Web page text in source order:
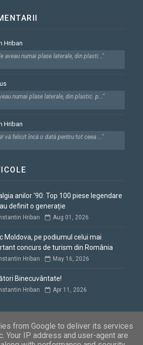
Hriban
aveau numai plase laterale, din plasti..."
numai plase laterale, din plastic. p..."
Hriban
vă felicit încă o dată pentru tot ceea ..."
anilor '90: Top 100 piese legendare
definit o generație
Hriban Aug 01, 2026
Moldova, pe podiumul celui mai
concurs de turism din România
Hriban May 16, 2026
Binecuvântate!
Hriban Apr 11, 2026
from Google to deliver its services
Your IP address and user-agent are